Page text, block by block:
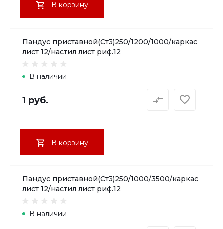
В корзину
Пандус приставной(Ст3)250/1200/1000/каркас
лист 12/настил лист риф.12
В наличии
1 руб.
В корзину
Пандус приставной(Ст3)250/1000/3500/каркас
лист 12/настил лист риф.12
В наличии